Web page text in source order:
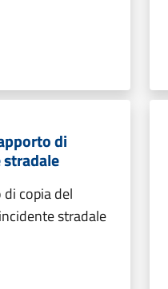
di
copia del
stradale